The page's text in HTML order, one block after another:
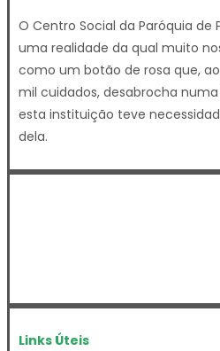
O Centro Social da Paróquia de
uma realidade da qual muito
como um botão de rosa que,
mil cuidados, desabrocha
esta instituição teve
dela.
Links Úteis